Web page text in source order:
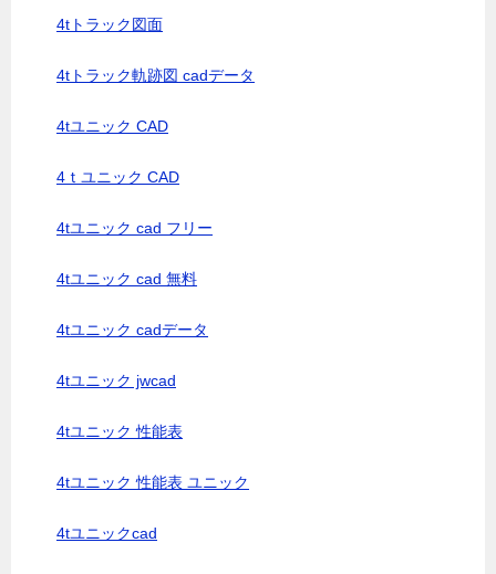
4tトラック図面
4tトラック軌跡図 cadデータ
4tユニック CAD
4ｔユニック CAD
4tユニック cad フリー
4tユニック cad 無料
4tユニック cadデータ
4tユニック jwcad
4tユニック 性能表
4tユニック 性能表 ユニック
4tユニックcad